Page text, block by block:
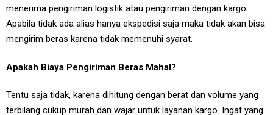
menerima pengiriman logistik atau pengiriman dengan kargo.
Apabila tidak ada alias hanya ekspedisi saja maka tidak akan bisa
mengirim beras karena tidak memenuhi syarat.
Apakah Biaya Pengiriman Beras Mahal?
Tentu saja tidak, karena dihitung dengan berat dan volume yang
terbilang cukup murah dan wajar untuk layanan kargo. Ingat yang